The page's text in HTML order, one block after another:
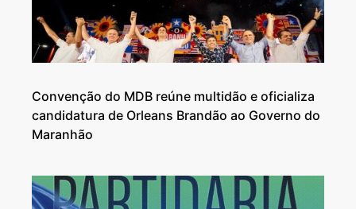
Convenção do MDB reúne multidão e oficializa
candidatura de Orleans Brandão ao Governo do
Maranhão